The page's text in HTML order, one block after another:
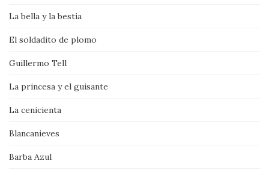
La bella y la bestia
El soldadito de plomo
Guillermo Tell
La princesa y el guisante
La cenicienta
Blancanieves
Barba Azul